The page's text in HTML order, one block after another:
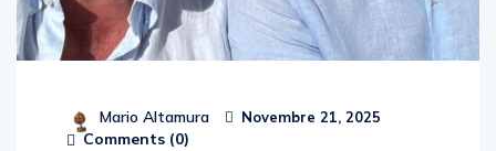
Mario Altamura Novembre 21, 2025
Comments (0)